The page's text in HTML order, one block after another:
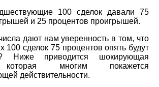
100 сделок давали 75
и 25 процентов проигрышей.
дают нам уверенность в том, что
100 сделок 75 процентов опять будут
Ниже приводится шокирующая
которая многим покажется
действительности.